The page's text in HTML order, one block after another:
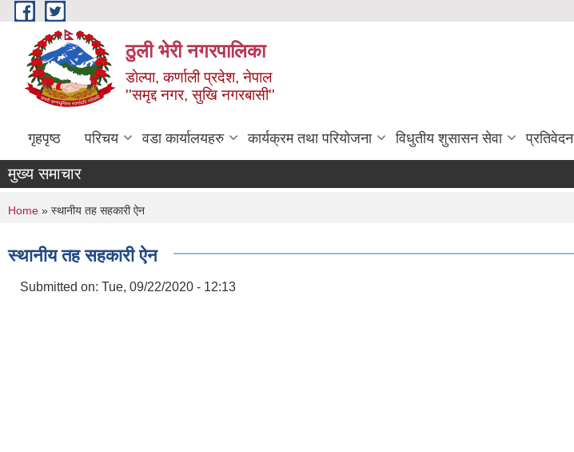
Skip to main content
ठुली भेरी नगरपालिका
डाेल्पा, कर्णाली प्रदेश, नेपाल
''समृद्द नगर, सुखि नगरबासी''
गृहपृष्ठ परिचय वडा कार्यालयहरु कार्यक्रम तथा परियोजना विधुतीय शुसासन सेवा प्रतिवेदन
मुख्य समाचार
You are here
Home » स्थानीय तह सहकारी ऐन
स्थानीय तह सहकारी ऐन
Submitted on: Tue, 09/22/2020 - 12:13